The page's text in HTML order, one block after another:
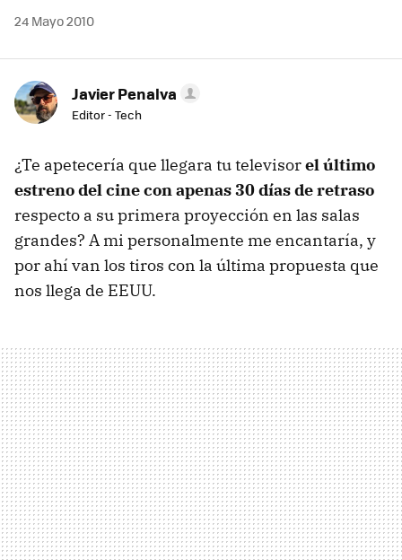
24 Mayo 2010
Javier Penalva
Editor - Tech
¿Te apetecería que llegara tu televisorel último
estreno del cine con apenas 30 días de retraso
respecto a su primera proyección en las salas
grandes? A mi personalmente me encantaría, y
por ahí van los tiros con la última propuesta que
nos llega de EEUU.